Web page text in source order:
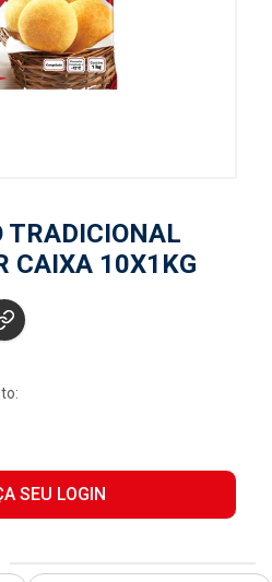
TRADICIONAL
CAIXA 10X1KG
SEU LOGIN